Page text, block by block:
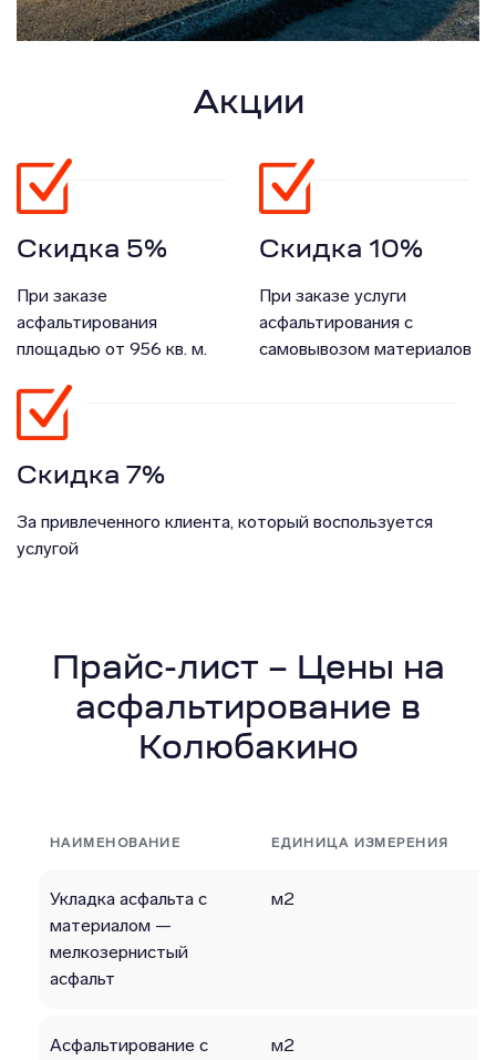
Акции
Скидка 5%
При заказе
асфальтирования
площадью от 956 кв. м.
Скидка 10%
При заказе услуги
асфальтирования с
самовывозом материалов
Скидка 7%
За привлеченного клиента, который воспользуется
услугой
Прайс-лист – Цены на
асфальтирование в
Колюбакино
НАИМЕНОВАНИЕ ЕДИНИЦА ИЗМЕРЕНИЯ
Укладка асфальта с
материалом —
мелкозернистый
асфальт
м2
Асфальтирование с
м2